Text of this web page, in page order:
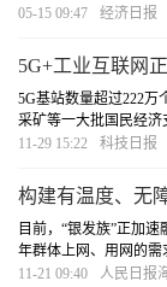
道重建，推动形成新的
05-15 09:47 经济日报
5G+工业互联网
5G基站数量超过222万
采矿等一大批国民经济
网全国在建项目超过
11-29 15:22 科技日报
构建有温度、无
目前，“银发族”正加
年群体上网、用网的需
社会帮扶、家庭反哺等
11-21 09:40 人民日报